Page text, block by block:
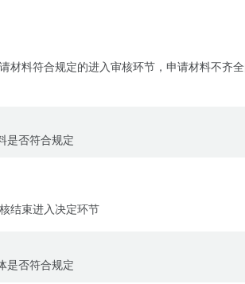
材料符合规定的进入审核环节，申请材料不齐
是否符合规定
结束进入决定环节
是否符合规定